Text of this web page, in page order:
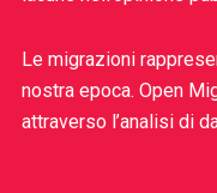
Le migrazioni
nostra epoca. Open
attraverso l’analisi di